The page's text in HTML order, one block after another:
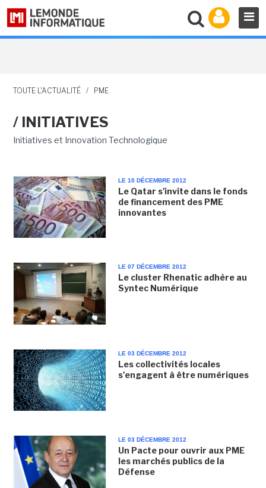
TOUTE L'ACTUALITÉ / PME
/ INITIATIVES
Initiatives et Innovation Technologique
LE 10 DÉCEMBRE 2012
Le Qatar s'invite dans le fonds
de financement des PME
innovantes
LE 07 DÉCEMBRE 2012
Le cluster Rhenatic adhère au
Syntec Numérique
LE 03 DÉCEMBRE 2012
Les collectivités locales
s'engagent à être numériques
LE 03 DÉCEMBRE 2012
Un Pacte pour ouvrir aux PME
les marchés publics de la
Défense